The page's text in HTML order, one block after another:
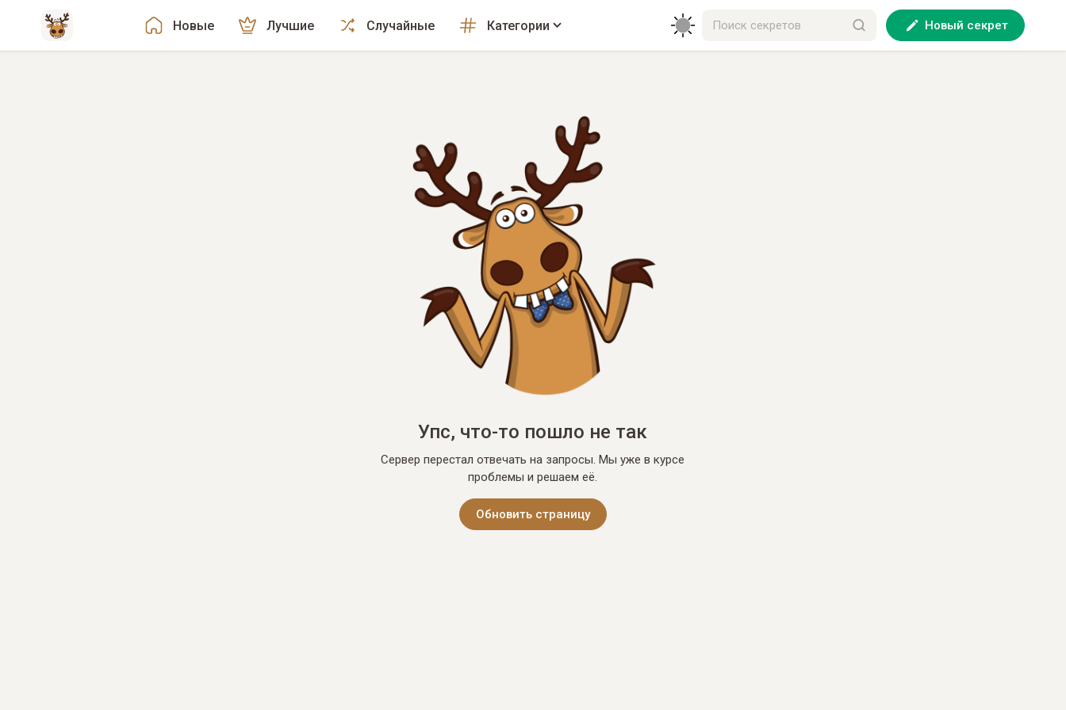
Новые Лучшие Случайные Категории Новый секрет
Упс, что-то пошло не так
Сервер перестал отвечать на запросы. Мы уже в курсе
проблемы и решаем её.
Обновить страницу